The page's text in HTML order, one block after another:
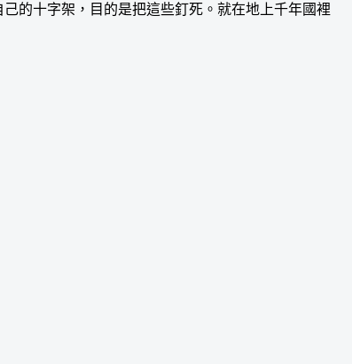
的十字架，目的是把這些釘死。就在地上千年國裡